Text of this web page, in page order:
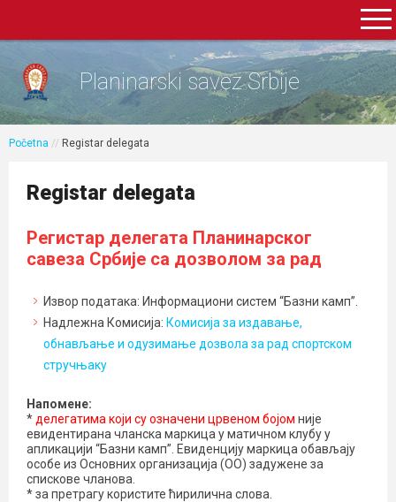
Planinarski savez Srbije
Početna // Registar delegata
Registar delegata
Регистар делегата Планинарског
савеза Србије са дозволом за рад
Извор података: Информациони систем “Базни камп”.
Надлежна Комисија: Комисија за издавање,
обнављање и одузимање дозвола за рад спортском
стручњаку
Напоменe:
* делегатима који су означени црвеном бојом није
евидентирана чланска маркица у матичном клубу у
апликацији “Базни камп”. Евиденцију маркица обављају
особе из Основних организација (ОО) задужене за
спискове чланова.
* за претрагу користите ћирилична слова.